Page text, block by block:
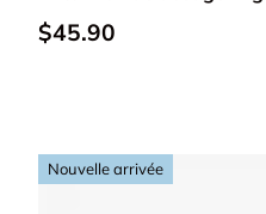
$45.90
Nouvelle arrivée